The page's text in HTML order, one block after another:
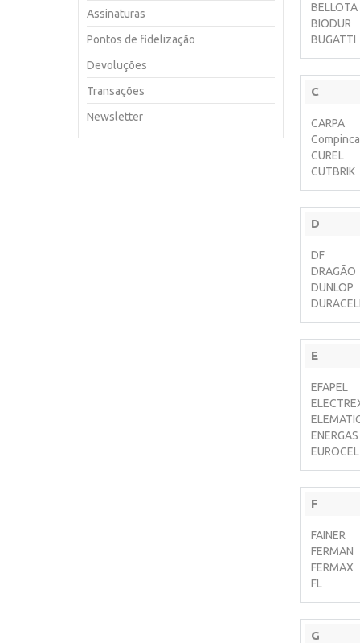
Assinaturas
Pontos de fidelização
Devoluções
Transações
Newsletter
BELLOTA
BIODUR
BUGATTI
C
CARPA
CUREL
CUTBRIK
D
DF
DRAGÃO
DUNLOP
E
EFAPEL
ENERGAS
EUROCEL
F
FAINER
FERMAN
FERMAX
FL
G